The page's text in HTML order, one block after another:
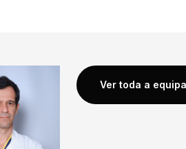
Ver toda a equipa